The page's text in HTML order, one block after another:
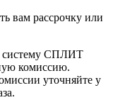
вам рассрочку или
систему СПЛИТ
комиссию.
уточняйте у